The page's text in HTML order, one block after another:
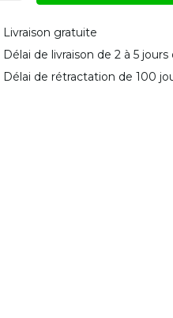
Livraison gratuite
Délai de livraison de 2 à 5 jours
Délai de rétractation de 100